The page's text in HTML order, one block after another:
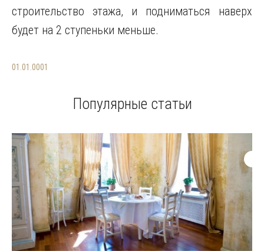
строительство этажа, и подниматься наверх
будет на 2 ступеньки меньше.
01.01.0001
Популярные статьи